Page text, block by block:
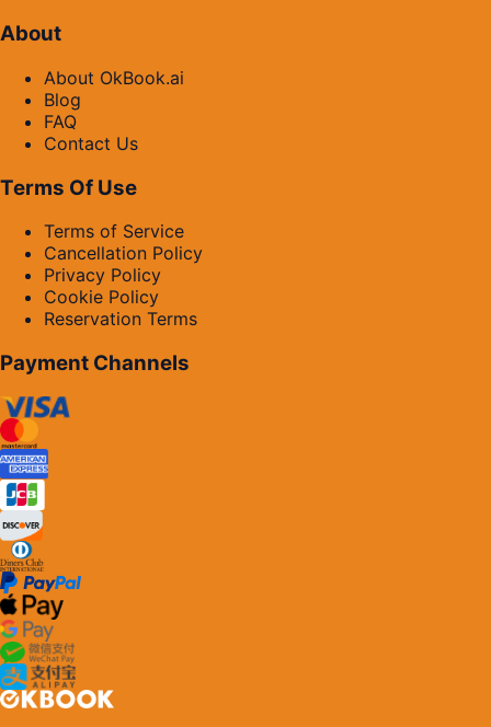
About
About OkBook.ai
Blog
FAQ
Contact Us
Terms Of Use
Terms of Service
Cancellation Policy
Privacy Policy
Cookie Policy
Reservation Terms
Payment Channels